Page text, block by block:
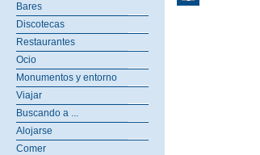
Bares
Discotecas
Restaurantes
Ocio
Monumentos y entorno
Viajar
Buscando a ...
Alojarse
Comer